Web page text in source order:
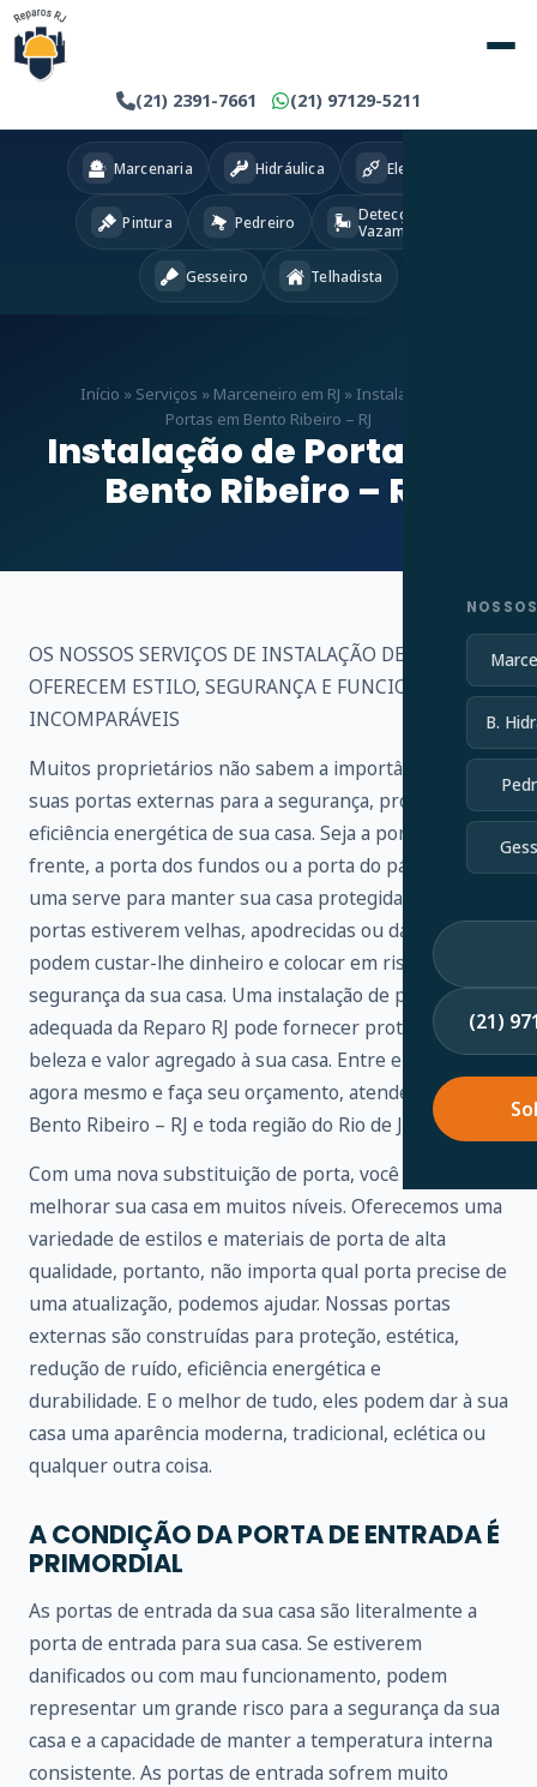
(21) 2391-7661 (21) 97129-5211
B.
(21)
Marcenaria Hidráulica Eletricista
Pintura Pedreiro
Detecção
Vazamentos
Gesseiro Telhadista
Início » Serviços » Marceneiro em RJ » Instalação de
Portas em Bento Ribeiro – RJ
Instalação de Portas em
Bento Ribeiro – RJ
OS NOSSOS SERVIÇOS DE INSTALAÇÃO DE PORTAS
OFERECEM ESTILO, SEGURANÇA E FUNCIONALIDADE
INCOMPARÁVEIS
Muitos proprietários não sabem a importância de
suas portas externas para a segurança, proteção e
eficiência energética de sua casa. Seja a porta da
frente, a porta dos fundos ou a porta do pátio, cada
uma serve para manter sua casa protegida. Se as suas
portas estiverem velhas, apodrecidas ou danificadas,
podem custar-lhe dinheiro e colocar em risco a
segurança da sua casa. Uma instalação de porta
adequada da Reparo RJ pode fornecer proteção,
beleza e valor agregado à sua casa. Entre em contato
agora mesmo e faça seu orçamento, atendemos em
Bento Ribeiro – RJ e toda região do Rio de Janeiro.
Com uma nova substituição de porta, você pode
melhorar sua casa em muitos níveis. Oferecemos uma
variedade de estilos e materiais de porta de alta
qualidade, portanto, não importa qual porta precise de
uma atualização, podemos ajudar. Nossas portas
externas são construídas para proteção, estética,
redução de ruído, eficiência energética e
durabilidade. E o melhor de tudo, eles podem dar à sua
casa uma aparência moderna, tradicional, eclética ou
qualquer outra coisa.
A CONDIÇÃO DA PORTA DE ENTRADA É
PRIMORDIAL
As portas de entrada da sua casa são literalmente a
porta de entrada para sua casa. Se estiverem
danificados ou com mau funcionamento, podem
representar um grande risco para a segurança da sua
casa e a capacidade de manter a temperatura interna
consistente. As portas de entrada sofrem muito